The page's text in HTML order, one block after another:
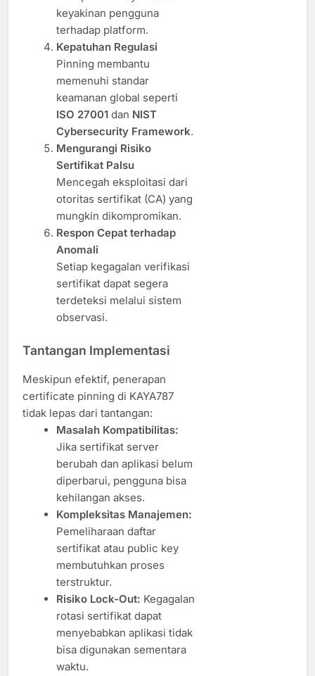
keyakinan pengguna
terhadap platform.
Kepatuhan Regulasi
Pinning membantu
memenuhi standar
keamanan global seperti
ISO 27001dan NIST
Cybersecurity Framework.
Mengurangi Risiko
Sertifikat Palsu
Mencegah eksploitasi dari
otoritas sertifikat (CA) yang
mungkin dikompromikan.
Respon Cepat terhadap
Anomali
Setiap kegagalan verifikasi
sertifikat dapat segera
terdeteksi melalui sistem
observasi.
Tantangan Implementasi
Meskipun efektif, penerapan
certificate pinning di KAYA787
tidak lepas dari tantangan:
Masalah Kompatibilitas:
Jika sertifikat server
berubah dan aplikasi belum
diperbarui, pengguna bisa
kehilangan akses.
Kompleksitas Manajemen:
Pemeliharaan daftar
sertifikat atau public key
membutuhkan proses
terstruktur.
Risiko Lock-Out: Kegagalan
rotasi sertifikat dapat
menyebabkan aplikasi tidak
bisa digunakan sementara
waktu.